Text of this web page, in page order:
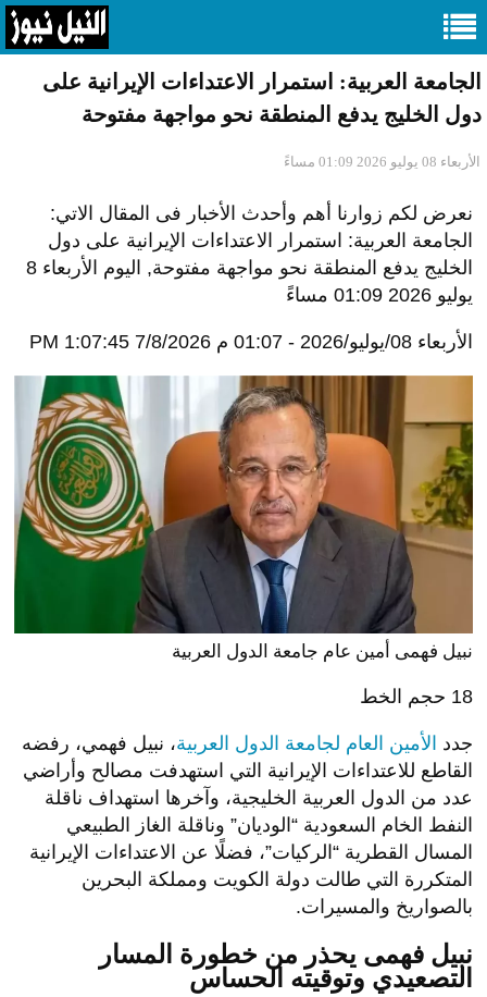
الجامعة العربية: استمرار الاعتداءات الإيرانية على
دول الخليج يدفع المنطقة نحو مواجهة مفتوحة
الأربعاء 08 يوليو 2026 01:09 مساءً
نعرض لكم زوارنا أهم وأحدث الأخبار فى المقال الاتي:
الجامعة العربية: استمرار الاعتداءات الإيرانية على دول
الخليج يدفع المنطقة نحو مواجهة مفتوحة, اليوم الأربعاء 8
يوليو 2026 01:09 مساءً
الأربعاء 08/يوليو/2026 - 01:07 م 7/8/2026 1:07:45 PM
نبيل فهمى أمين عام جامعة الدول العربية
18 حجم الخط
جدد الأمين العام لجامعة الدول العربية، نبيل فهمي، رفضه
القاطع للاعتداءات الإيرانية التي استهدفت مصالح وأراضي
عدد من الدول العربية الخليجية، وآخرها استهداف ناقلة
النفط الخام السعودية “الوديان” وناقلة الغاز الطبيعي
المسال القطرية “الركيات”، فضلًا عن الاعتداءات الإيرانية
المتكررة التي طالت دولة الكويت ومملكة البحرين
بالصواريخ والمسيرات.
نبيل فهمى يحذر من خطورة المسار
التصعيدي وتوقيته الحساس